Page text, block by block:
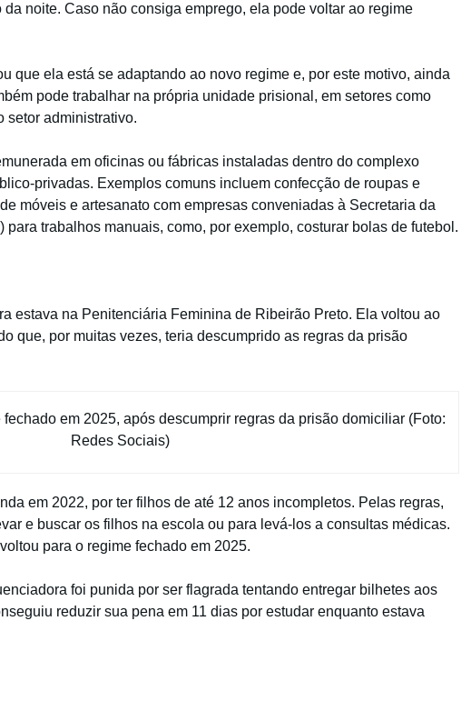
noite. Caso não consiga emprego, ela pode voltar ao regime
que ela está se adaptando ao novo regime e, por este motivo, ainda
pode trabalhar na própria unidade prisional, em setores como
setor administrativo.
em oficinas ou fábricas instaladas dentro do complexo
privadas. Exemplos comuns incluem confecção de roupas e
móveis e artesanato com empresas conveniadas à Secretaria da
trabalhos manuais, como, por exemplo, costurar bolas de futebol.
estava na Penitenciária Feminina de Ribeirão Preto. Ela voltou ao
que, por muitas vezes, teria descumprido as regras da prisão
em 2025, após descumprir regras da prisão domiciliar (Foto:
Redes Sociais)
em 2022, por ter filhos de até 12 anos incompletos. Pelas regras,
e buscar os filhos na escola ou para levá-los a consultas médicas.
para o regime fechado em 2025.
foi punida por ser flagrada tentando entregar bilhetes aos
reduzir sua pena em 11 dias por estudar enquanto estava